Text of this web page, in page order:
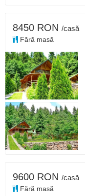
8450 RON /casă
Fără masă
9600 RON /casă
Fără masă